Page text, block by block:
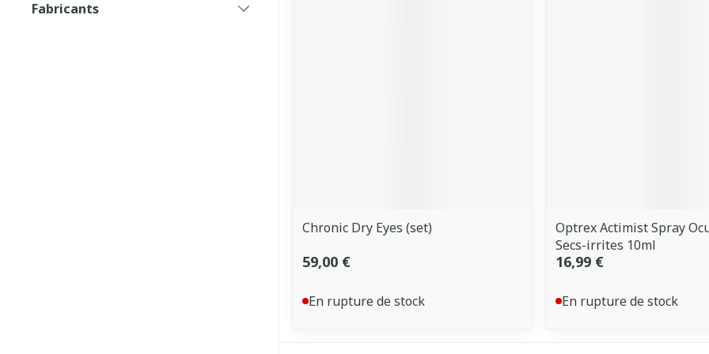
Fabricants
Chronic Dry Eyes (set)
59,00 €
En rupture de stock
Optrex Actimist Spray
Secs-irrites 10ml
16,99 €
En rupture de stock